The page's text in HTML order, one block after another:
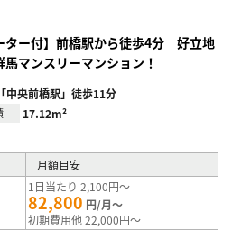
ター付】前橋駅から徒歩4分 好立地
マンスリーマンション！
中央前橋駅」徒歩11分
17.12m²
月額目安
1日当たり 2,100円～
82,800 円/月～
初期費用他 22,000円～